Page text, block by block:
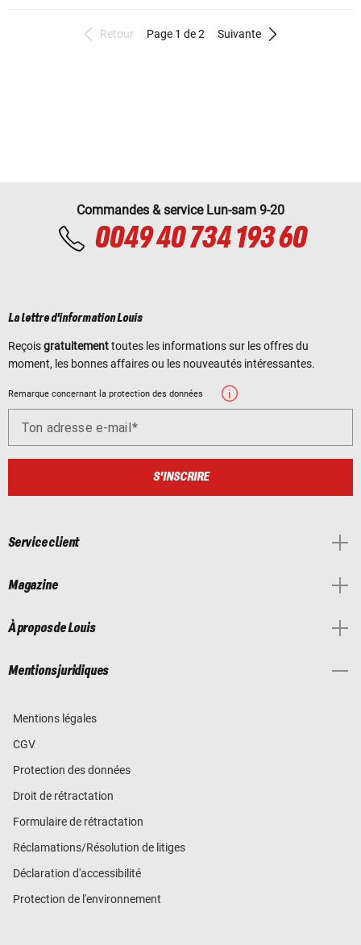
Retour Page 1 de 2 Suivante
Commandes & service Lun-sam 9-20
0049 40 734 193 60
La lettre d'information Louis
Reçoisgratuitementtoutes les informations sur les offres du
moment, les bonnes affaires ou les nouveautés intéressantes.
Remarque concernant la protection des données
Ton adresse e-mail
S'INSCRIRE
Service client
Magazine
À propos de Louis
Mentions juridiques
Mentions légales
CGV
Protection des données
Droit de rétractation
Formulaire de rétractation
Réclamations/Résolution de litiges
Déclaration d'accessibilité
Protection de l'environnement